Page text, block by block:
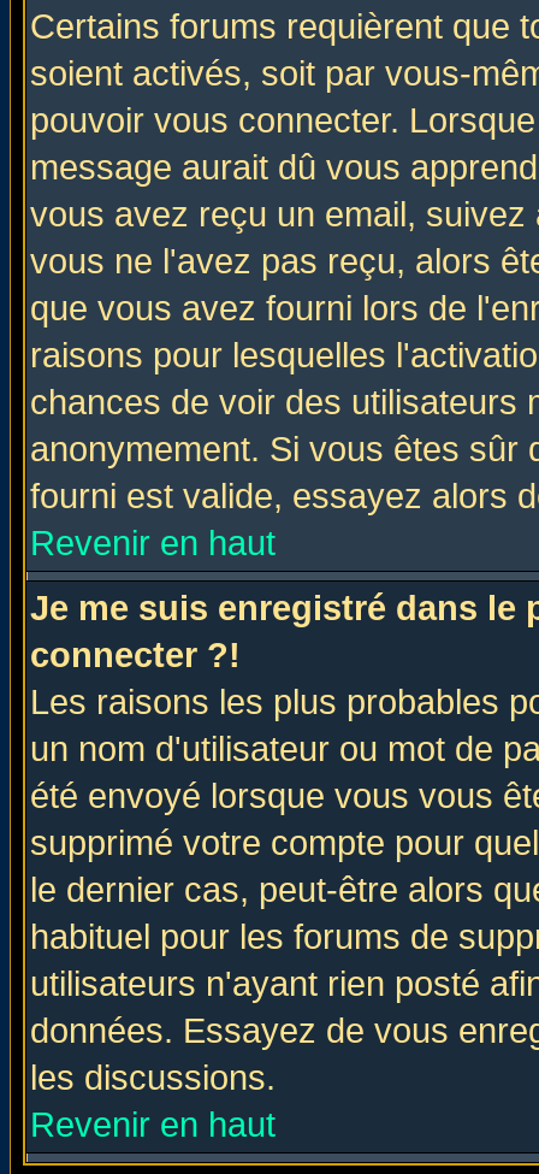
Certains forums requièrent que
soient activés, soit par vous-
pouvoir vous connecter.
message aurait dû vous
vous avez reçu un email,
vous ne l'avez pas reçu, alors
que vous avez fourni lors de
raisons pour lesquelles
chances de voir des utilisateurs
anonymement. Si vous êtes sûr
fourni est valide, essayez alors
Revenir en haut
Je me suis enregistré dans le
connecter ?!
Les raisons les plus probables
un nom d'utilisateur ou mot de
été envoyé lorsque vous vous
supprimé votre compte pour
le dernier cas, peut-être alors
habituel pour les forums de
utilisateurs n'ayant rien posté
données. Essayez de vous
les discussions.
Revenir en haut